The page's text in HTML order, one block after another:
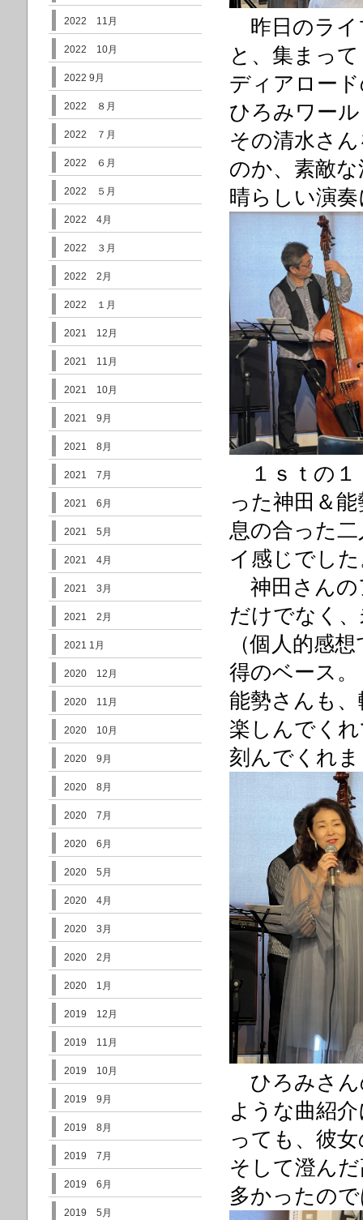
昨日のライ
と、集まっ
ディアロー
ひろみワー
その清水さ
のか、素敵
晴らしい演
１ｓｔの１
った神田＆
息の合った
イ感じでし
神田さんの
だけでなく
（個人的感
得のベース。
能勢さんも
楽しんでく
刻んでくれ
ひろみさん
ような曲紹
っても、彼
そして澄ん
多かったの
2022 11月
2022 10月
2022 9月
2022 ８月
2022 ７月
2022 ６月
2022 ５月
2022 4月
2022 ３月
2022 2月
2022 １月
2021 12月
2021 11月
2021 10月
2021 9月
2021 8月
2021 7月
2021 6月
2021 5月
2021 4月
2021 3月
2021 2月
2021 1月
2020 12月
2020 11月
2020 10月
2020 9月
2020 8月
2020 7月
2020 6月
2020 5月
2020 4月
2020 3月
2020 2月
2020 1月
2019 12月
2019 11月
2019 10月
2019 9月
2019 8月
2019 7月
2019 6月
2019 5月